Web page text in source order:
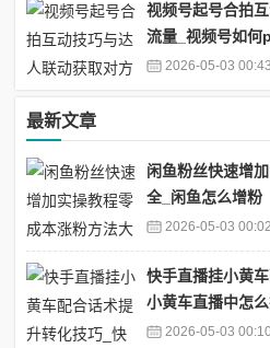
视频号起号合拍
流量_视频号如何
2026-05-03
最新文章
闲鱼粉丝快速增
全_闲鱼怎么增粉
2026-05-03
快手直播挂小黄
小黄车直播中怎
2026-05-03